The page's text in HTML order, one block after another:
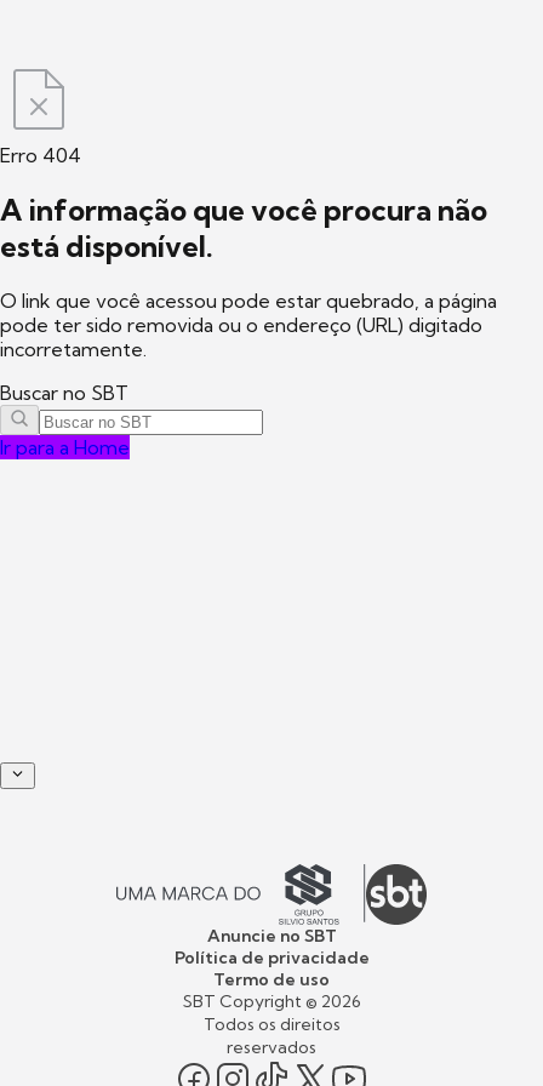
Erro 404
A informação que você procura não
está disponível.
O link que você acessou pode estar quebrado, a página
pode ter sido removida ou o endereço (URL) digitado
incorretamente.
Buscar no SBT
Ir para a Home
Anuncie no SBT
Política de privacidade
Termo de uso
SBT Copyright © 2026
Todos os direitos
reservados